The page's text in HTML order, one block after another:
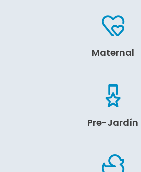
Maternal
Pre-Jardín